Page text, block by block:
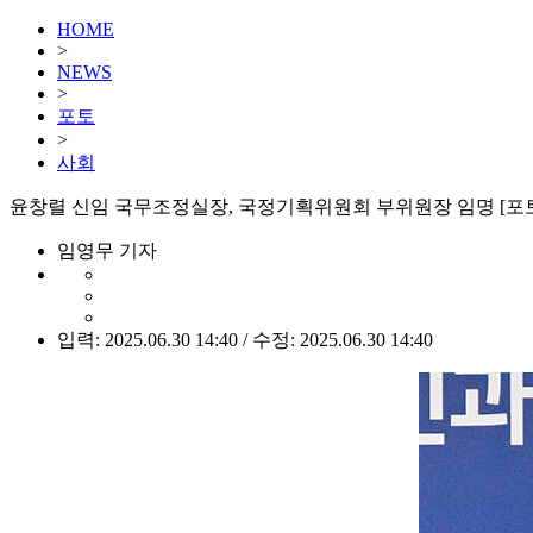
HOME
>
NEWS
>
포토
>
사회
윤창렬 신임 국무조정실장, 국정기획위원회 부위원장 임명 [포
임영무 기자
입력: 2025.06.30 14:40 / 수정: 2025.06.30 14:40